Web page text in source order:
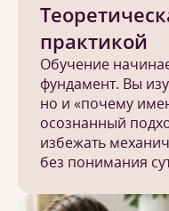
практикой
Обучение
фундамент. Вы
но и «почему
осознанный
избежать
без понимания